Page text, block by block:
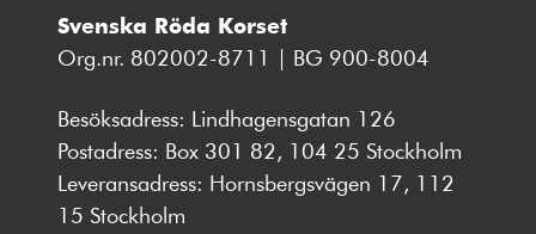
Svenska Röda Korset
Org.nr. 802002-8711 | BG 900-8004
Besöksadress: Lindhagensgatan 126
Postadress: Box 301 82, 104 25 Stockholm
Leveransadress: Hornsbergsvägen 17, 112
15 Stockholm